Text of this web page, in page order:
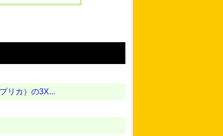
リカ）の3X...